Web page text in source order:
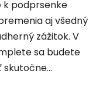
k podprsenke
aj všedný
zážitok. V
sa budete